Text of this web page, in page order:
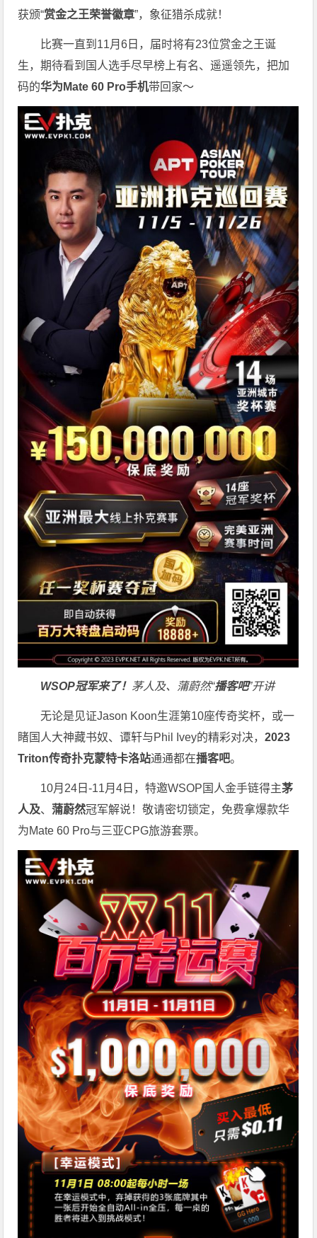
获颁“赏金之王荣誉徽章”，象征猎杀成就！
比赛一直到11月6日，届时将有23位赏金之王诞
生，期待看到国人选手尽早榜上有名、遥遥领先，把加
码的华为Mate 60 Pro手机带回家～
WSOP冠军来了！ 茅人及、蒲蔚然“播客吧”开讲
无论是见证Jason Koon生涯第10座传奇奖杯，或一
睹国人大神藏书奴、谭轩与Phil Ivey的精彩对决，2023
Triton传奇扑克蒙特卡洛站通通都在播客吧。
10月24日-11月4日，特邀WSOP国人金手链得主茅
人及、蒲蔚然冠军解说！敬请密切锁定，免费拿爆款华
为Mate 60 Pro与三亚CPG旅游套票。